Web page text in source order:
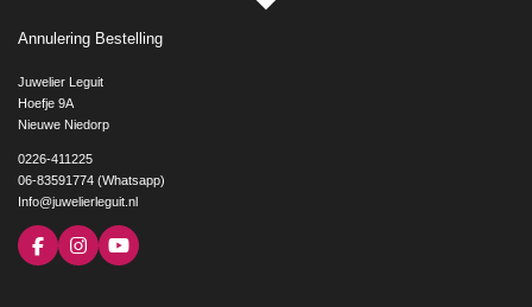
Annulering Bestelling
Juwelier Leguit
Hoefje 9A
Nieuwe Niedorp
0226-411225
06-83591774 (Whatsapp)
Info@juwelierleguit.nl
F
a
I
n
Y
o